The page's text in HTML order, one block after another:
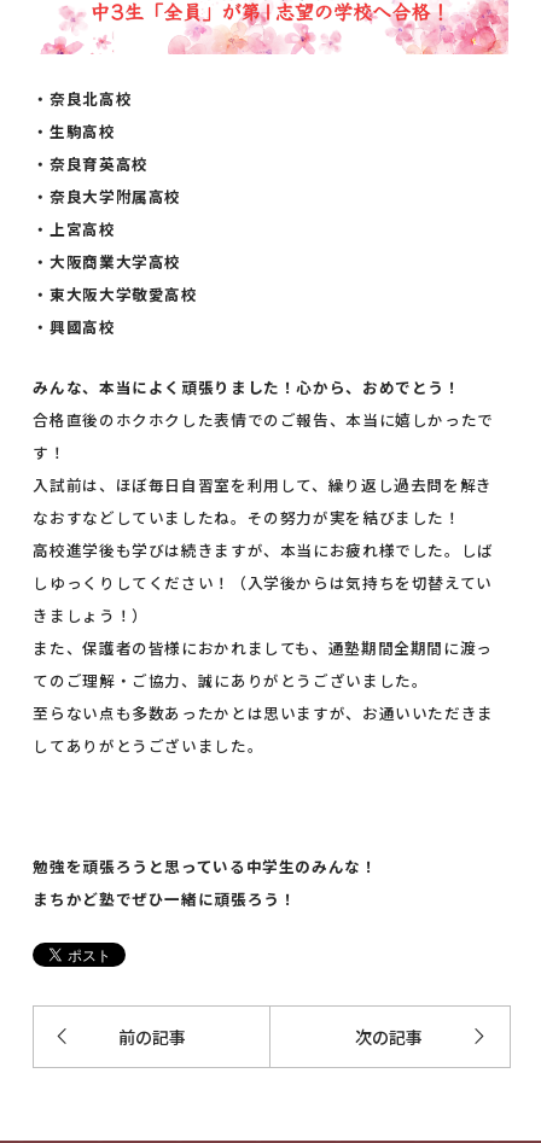
・奈良北高校
・生駒高校
・奈良育英高校
・奈良大学附属高校
・上宮高校
・大阪商業大学高校
・東大阪大学敬愛高校
・興國高校
みんな、本当によく頑張りました！心から、おめでとう！
合格直後のホクホクした表情でのご報告、本当に嬉しかったで
す！
入試前は、ほぼ毎日自習室を利用して、繰り返し過去問を解き
なおすなどしていましたね。その努力が実を結びました！
高校進学後も学びは続きますが、本当にお疲れ様でした。しば
しゆっくりしてください！（入学後からは気持ちを切替えてい
きましょう！）
また、保護者の皆様におかれましても、通塾期間全期間に渡っ
てのご理解・ご協力、誠にありがとうございました。
至らない点も多数あったかとは思いますが、お通いいただきま
してありがとうございました。
勉強を頑張ろうと思っている中学生のみんな！
まちかど塾でぜひ一緒に頑張ろう！
前の記事 次の記事